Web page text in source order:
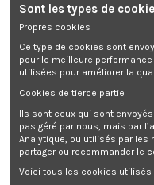
dépensé = 1 point, 1 point =
commande)
bon de réduction de 1,98 €.
Description
Sont les types de
Propres cookies
Ce type de cookies sont
pour le meilleure
utilisées pour améliorer la
Cookies de tierce partie
Ils sont ceux qui sont
pas géré par nous, mais par
Analytique, ou utilisés par les
partager ou recommander le
Voici tous les cookies